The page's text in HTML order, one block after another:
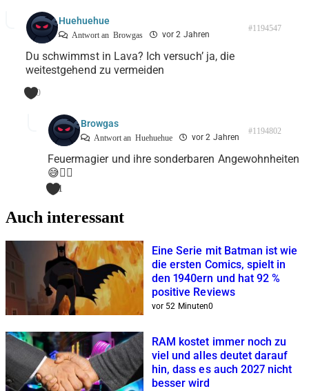
Huehuehue
Antwort an Browgas vor 2 Jahren
#1194547
Du schwimmst in Lava? Ich versuch’ ja, die
weitestgehend zu vermeiden
0
Browgas
Antwort an Huehuehue vor 2 Jahren
#1194802
Feuermagier und ihre sonderbaren Angewohnheiten
😅🤷‍♂️
1
Auch interessant
Eine Serie mit Batman ist wie
die ersten Comics, spielt in
den 1940ern und hat 92 %
positive Reviews
vor 52 Minuten0
RAM kostet immer noch zu
viel und alles deutet darauf
hin, dass es auch 2027 nicht
besser wird